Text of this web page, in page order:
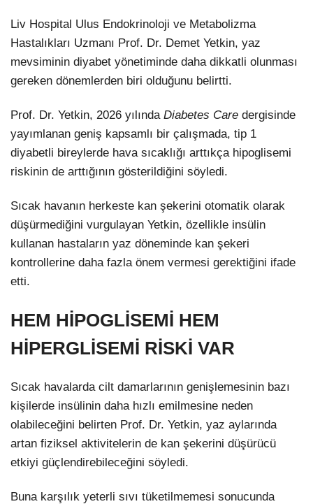
Liv Hospital Ulus Endokrinoloji ve Metabolizma
Hastalıkları Uzmanı Prof. Dr. Demet Yetkin, yaz
mevsiminin diyabet yönetiminde daha dikkatli olunması
gereken dönemlerden biri olduğunu belirtti.
Prof. Dr. Yetkin, 2026 yılında Diabetes Care dergisinde
yayımlanan geniş kapsamlı bir çalışmada, tip 1
diyabetli bireylerde hava sıcaklığı arttıkça hipoglisemi
riskinin de arttığının gösterildiğini söyledi.
Sıcak havanın herkeste kan şekerini otomatik olarak
düşürmediğini vurgulayan Yetkin, özellikle insülin
kullanan hastaların yaz döneminde kan şekeri
kontrollerine daha fazla önem vermesi gerektiğini ifade
etti.
HEM HİPOGLİSEMİ HEM
HİPERGLİSEMİ RİSKİ VAR
Sıcak havalarda cilt damarlarının genişlemesinin bazı
kişilerde insülinin daha hızlı emilmesine neden
olabileceğini belirten Prof. Dr. Yetkin, yaz aylarında
artan fiziksel aktivitelerin de kan şekerini düşürücü
etkiyi güçlendirebileceğini söyledi.
Buna karşılık yeterli sıvı tüketilmemesi sonucunda